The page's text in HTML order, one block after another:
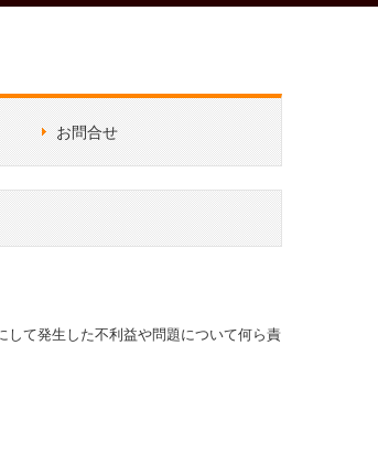
お問合せ
して発生した不利益や問題について何ら責